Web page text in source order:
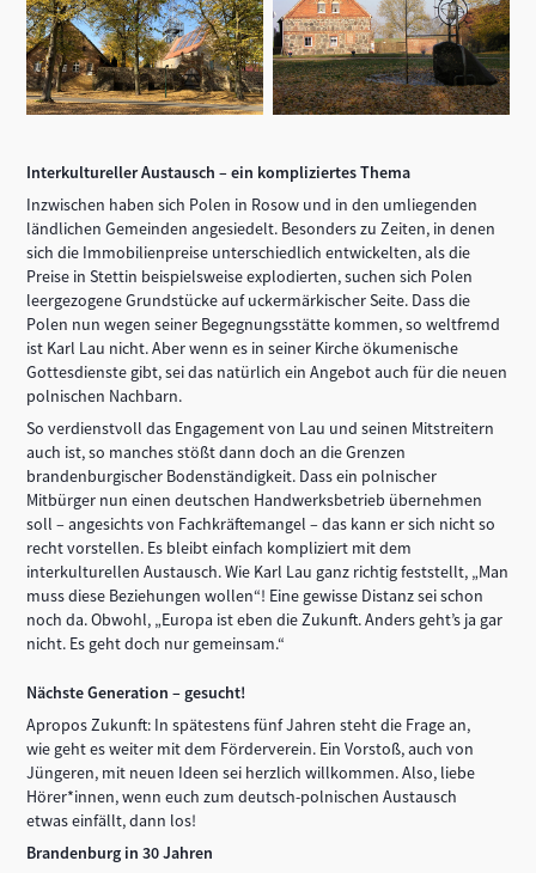
Interkultureller Austausch – ein kompliziertes Thema
Inzwischen haben sich Polen in Rosow und in den umliegenden
ländlichen Gemeinden angesiedelt. Besonders zu Zeiten, in denen
sich die Immobilienpreise unterschiedlich entwickelten, als die
Preise in Stettin beispielsweise explodierten, suchen sich Polen
leergezogene Grundstücke auf uckermärkischer Seite. Dass die
Polen nun wegen seiner Begegnungsstätte kommen, so weltfremd
ist Karl Lau nicht. Aber wenn es in seiner Kirche ökumenische
Gottesdienste gibt, sei das natürlich ein Angebot auch für die neuen
polnischen Nachbarn.
So verdienstvoll das Engagement von Lau und seinen Mitstreitern
auch ist, so manches stößt dann doch an die Grenzen
brandenburgischer Bodenständigkeit. Dass ein polnischer
Mitbürger nun einen deutschen Handwerksbetrieb übernehmen
soll – angesichts von Fachkräftemangel – das kann er sich nicht so
recht vorstellen. Es bleibt einfach kompliziert mit dem
interkulturellen Austausch. Wie Karl Lau ganz richtig feststellt, „Man
muss diese Beziehungen wollen“! Eine gewisse Distanz sei schon
noch da. Obwohl, „Europa ist eben die Zukunft. Anders geht’s ja gar
nicht. Es geht doch nur gemeinsam.“
Nächste Generation – gesucht!
Apropos Zukunft: In spätestens fünf Jahren steht die Frage an,
wie geht es weiter mit dem Förderverein. Ein Vorstoß, auch von
Jüngeren, mit neuen Ideen sei herzlich willkommen. Also, liebe
Hörer*innen, wenn euch zum deutsch-polnischen Austausch
etwas einfällt, dann los!
Brandenburg in 30 Jahren